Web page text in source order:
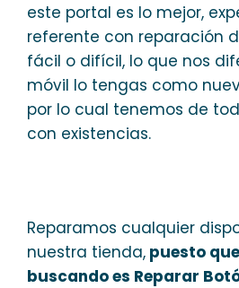
este portal es lo mejor,
referente con reparación
fácil o difícil, lo que nos
móvil lo tengas como
por lo cual tenemos de
con existencias.
Reparamos cualquier
nuestra tienda, puesto
buscando es Reparar